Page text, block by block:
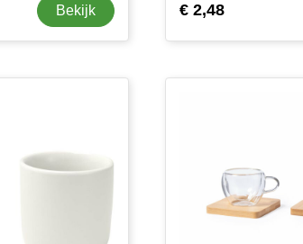
Bekijk € 2,48